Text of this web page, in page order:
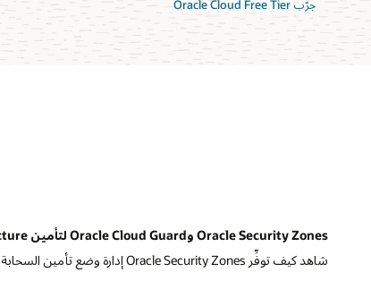
جرّب Oracle Cloud Free Tier
Oracle Security Zones وOracle Cloud Guard لتأمين Oracle Cloud Infrastructure‏
شاهد كيف توفِّر Oracle Security Zones إدارة وضع تأمين السحابة لـ Oracle Cloud Infrastructure.